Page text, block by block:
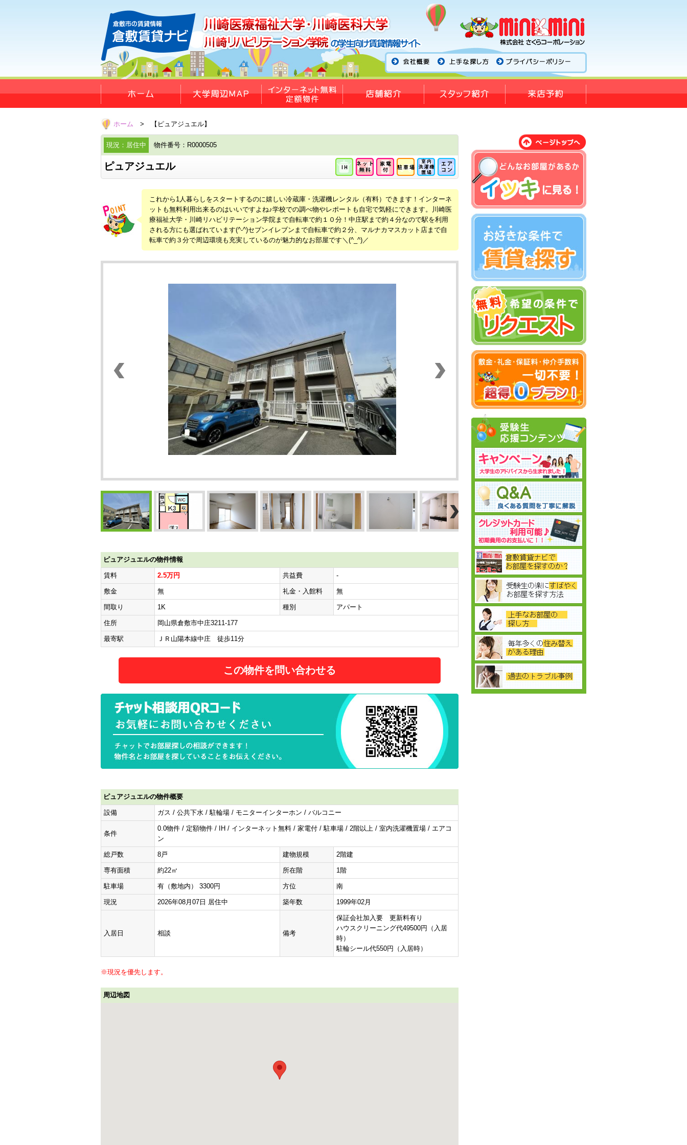
ホーム > 【ピュアジュエル】
現況：居住中 物件番号：R0000505
ピュアジュエル
これから1人暮らしをスタートするのに嬉しい冷蔵庫・洗濯機レンタル（有料）できます！インターネ
ットも無料利用出来るのはいいですよね♪学校での調べ物やレポートも自宅で気軽にできます。川崎医
療福祉大学・川崎リハビリテーション学院まで自転車で約１０分！中庄駅まで約４分なので駅を利用
される方にも選ばれています(^-^)セブンイレブンまで自転車で約２分、マルナカマスカット店まで自
転車で約３分で周辺環境も充実しているのが魅力的なお部屋です＼(^_^)／
ピュアジュエルの物件情報
賃料 2.5万円 共益費 -
敷金 無 礼金・入館料 無
間取り 1K 種別 アパート
住所 岡山県倉敷市中庄3211-177
最寄駅 ＪＲ山陽本線中庄 徒歩11分
この物件を問い合わせる
ピュアジュエルの物件概要
設備 ガス / 公共下水 / 駐輪場 / モニターインターホン / バルコニー
条件
0.0物件 / 定額物件 / IH / インターネット無料 / 家電付 / 駐車場 / 2階以上 / 室内洗濯機置場 / エアコ
ン
総戸数 8戸 建物規模 2階建
専有面積 約22㎡ 所在階 1階
駐車場 有（敷地内） 3300円 方位 南
現況 2026年08月07日 居住中 築年数 1999年02月
入居日 相談 備考
保証会社加入要 更新料有り
ハウスクリーニング代49500円（入居
時）
駐輪シール代550円（入居時）
※現況を優先します。
周辺地図